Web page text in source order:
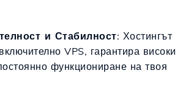
и Стабилност: Хостингът
VPS, гарантира високи
функциониране на твоя